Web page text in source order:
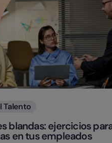
Talento
blandas: ejercicios
en tus empleados